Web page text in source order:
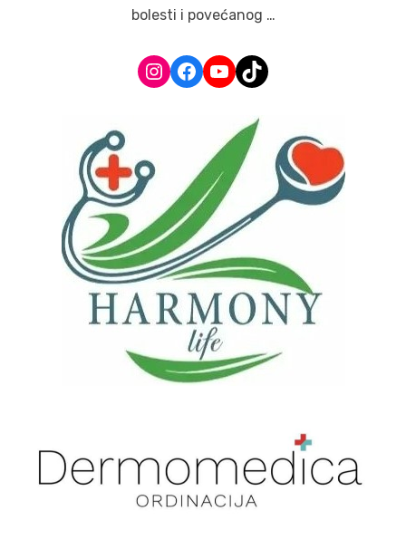
bolesti i povećanog …
Instagram
Facebook
YouTube
TikTok